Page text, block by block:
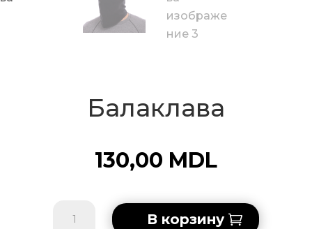
Балаклава
130,00 MDL
Количество
В корзину